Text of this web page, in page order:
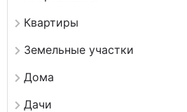
Квартиры
Земельные участки
Дома
Дачи